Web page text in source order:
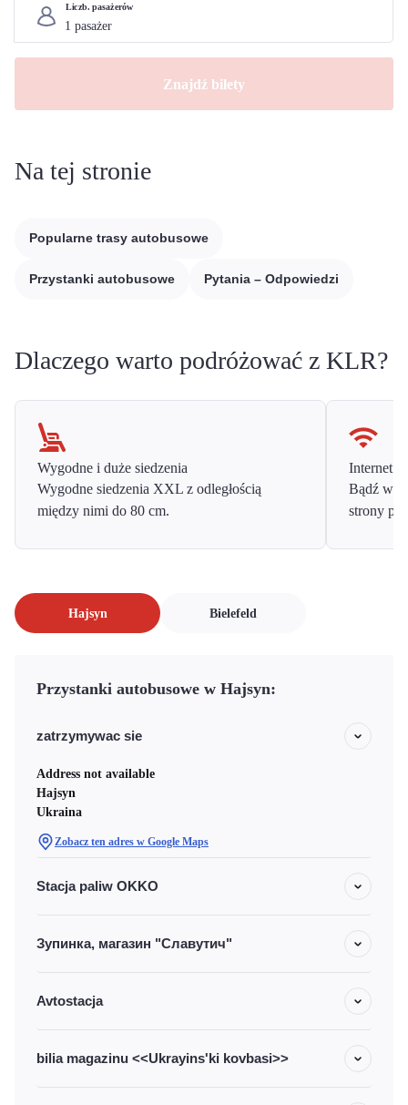
Liczb. pasażerów
Znajdź bilety
Na tej stronie
Popularne trasy autobusowe
Przystanki autobusowe Pytania – Odpowiedzi
Dlaczego warto podróżować z KLR?
Wygodne i duże siedzenia
Wygodne siedzenia XXL z odległością
między nimi do 80 cm.
Internet
Bądź w
strony
Hajsyn Bielefeld
Przystanki autobusowe w Hajsyn:
zatrzymywac sie
Address not available
Hajsyn
Ukraina
Zobacz ten adres w Google Maps
Stacja paliw OKKO
Зупинка, магазин "Славутич"
Avtostacja
bilia magazinu <<Ukrayins'ki kovbasi>>